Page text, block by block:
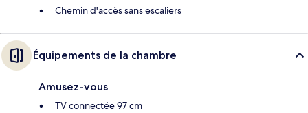
Chemin d'accès sans escaliers
Équipements de la chambre
Amusez-vous
TV connectée 97 cm